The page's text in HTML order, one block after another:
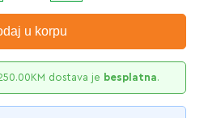
u korpu
KM dostava je besplatna.